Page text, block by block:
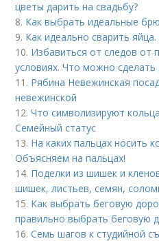
цветы дарить на свадьбу?
8. Как выбрать идеальные
9. Как идеально сварить
10. Избавиться от следов
условиях. Что можно сделать
11. Рябина Невежинская
невежинской
12.Что символизируют
Семейный статус
13. На каких пальцах носить
Объясняем на пальцах!
14. Поделки из шишек и
шишек, листьев, семян,
15. Как выбрать беговую
правильно выбрать беговую
16.Семь шагов к студийной